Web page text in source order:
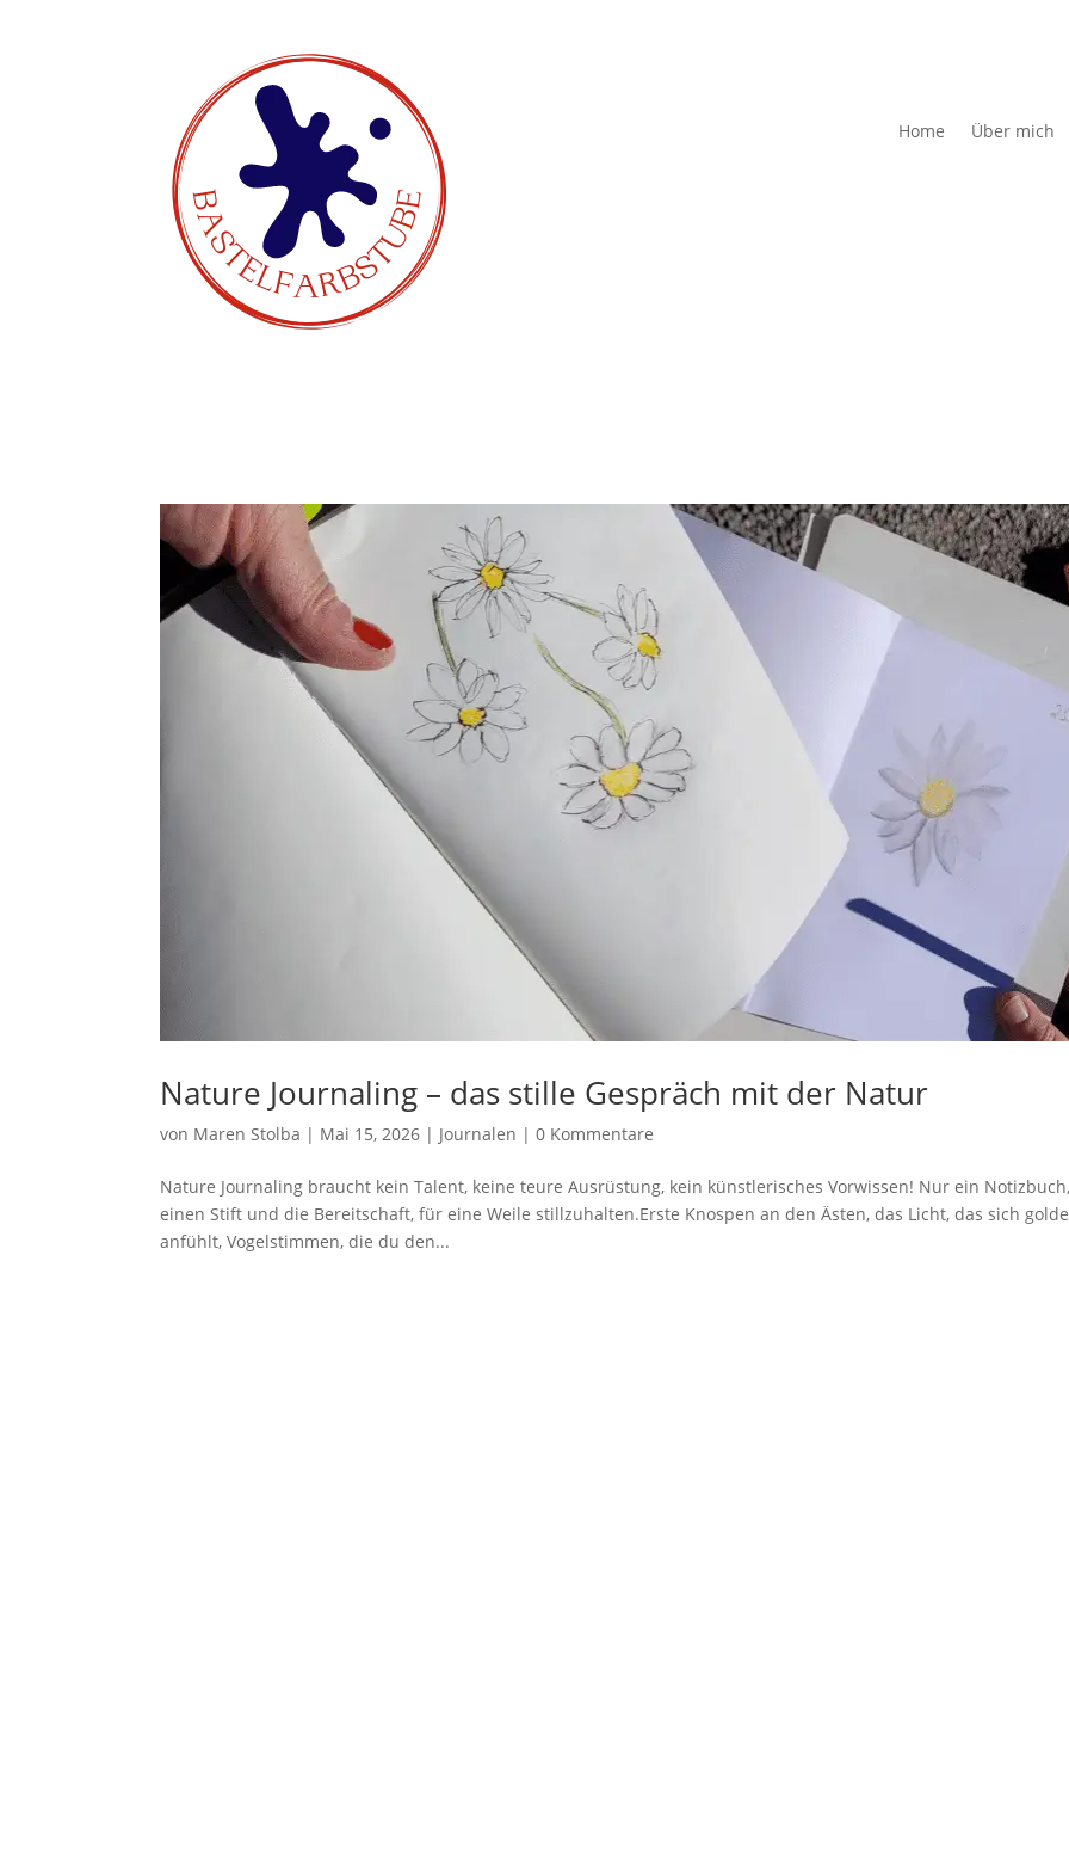
Home Über mich
Nature Journaling – das stille Gespräch mit der Natur
von Maren Stolba | Mai 15, 2026 | Journalen |0 Kommentare
Nature Journaling braucht kein Talent, keine teure Ausrüstung, kein künstlerisches Vorwissen! Nur ein
einen Stift und die Bereitschaft, für eine Weile stillzuhalten.Erste Knospen an den Ästen, das Licht, das sich
anfühlt, Vogelstimmen, die du den...